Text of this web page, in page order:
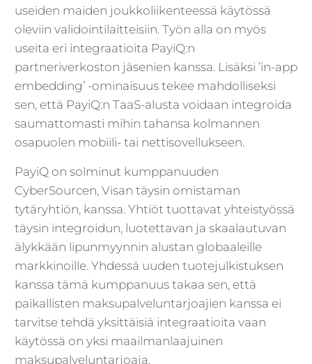
useiden maiden joukkoliikenteessä käytössä
oleviin validointilaitteisiin. Työn alla on myös
useita eri integraatioita PayiQ:n
partneriverkoston jäsenien kanssa. Lisäksi ’in-app
embedding’ -ominaisuus tekee mahdolliseksi
sen, että PayiQ:n TaaS-alusta voidaan integroida
saumattomasti mihin tahansa kolmannen
osapuolen mobiili- tai nettisovellukseen.
PayiQ on solminut kumppanuuden
CyberSourcen, Visan täysin omistaman
tytäryhtiön, kanssa. Yhtiöt tuottavat yhteistyössä
täysin integroidun, luotettavan ja skaalautuvan
älykkään lipunmyynnin alustan globaaleille
markkinoille. Yhdessä uuden tuotejulkistuksen
kanssa tämä kumppanuus takaa sen, että
paikallisten maksupalveluntarjoajien kanssa ei
tarvitse tehdä yksittäisiä integraatioita vaan
käytössä on yksi maailmanlaajuinen
maksupalveluntarjoaja.